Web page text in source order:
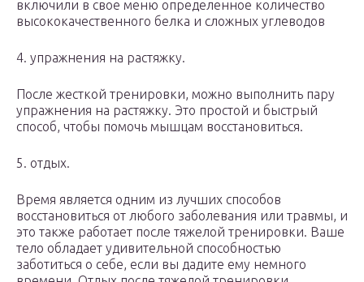
включили в свое меню определенное количество
высококачественного белка и сложных углеводов
4. упражнения на растяжку.
После жесткой тренировки, можно выполнить пару
упражнения на растяжку. Это простой и быстрый
способ, чтобы помочь мышцам восстановиться.
5. отдых.
Время является одним из лучших способов
восстановиться от любого заболевания или травмы, и
это также работает после тяжелой тренировки. Ваше
тело обладает удивительной способностью
заботиться о себе, если вы дадите ему немного